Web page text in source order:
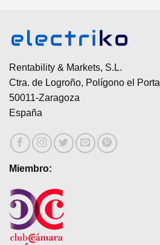
Rentability & Markets, S.L.
Ctra. de Logroño, Polígono el
50011-Zaragoza
España
Miembro: